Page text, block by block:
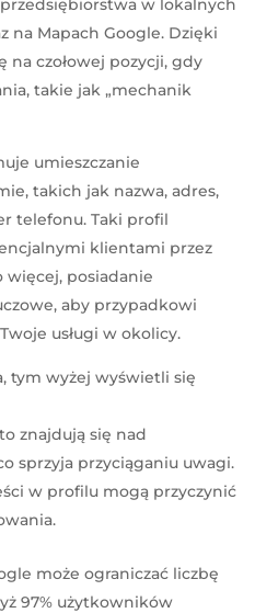
w lokalnych
na Mapach Google. Dzięki
na czołowej pozycji, gdy
takie jak „mechanik
umieszczanie
takich jak nazwa, adres,
telefonu. Taki profil
klientami przez
więcej, posiadanie
aby przypadkowi
usługi w okolicy.
tym wyżej wyświetli się
znajdują się nad
sprzyja przyciąganiu uwagi.
w profilu mogą przyczynić
może ograniczać liczbę
97% użytkowników